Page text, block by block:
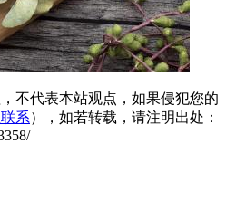
不代表本站观点，如果侵犯您的
系），如若转载，请注明出处：